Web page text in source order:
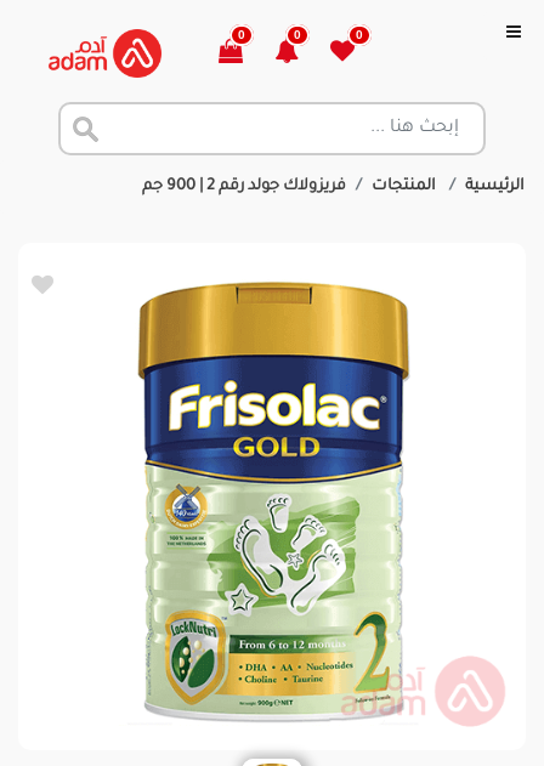
0
0
0
الرئيسية المنتجات فريزولاك جولد رقم 2 | 900 جم